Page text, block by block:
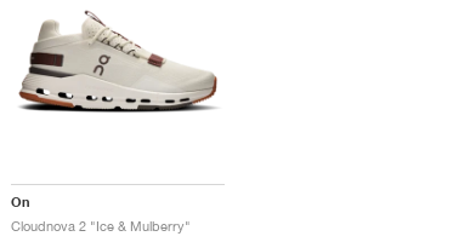
On
Cloudnova 2 "Ice & Mulberry"